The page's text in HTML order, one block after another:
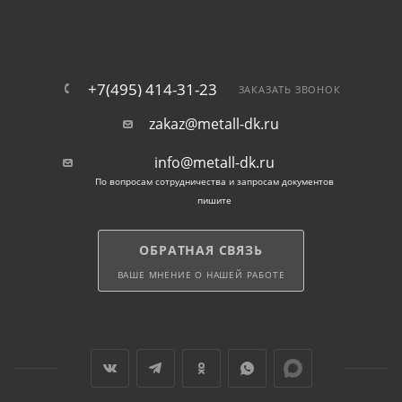
Применение арматурных
хомутов в Балашихе
конструкций;
монтаж фундаментов и плит перекрытий;
+7(495) 414-31-23 ЗАКАЗАТЬ ЗВОНОК
zakaz@metall-dk.ru
info@metall-dk.ru
По вопросам сотрудничества и запросам документов
пишите
ОБРАТНАЯ СВЯЗЬ
ВАШЕ МНЕНИЕ О НАШЕЙ РАБОТЕ